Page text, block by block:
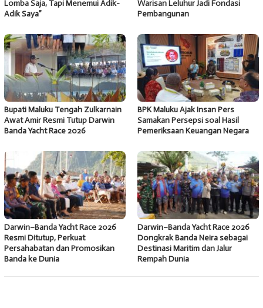
Lomba Saja, Tapi Menemui Adik-
Adik Saya”
Warisan Leluhur Jadi Fondasi
Pembangunan
Bupati Maluku Tengah Zulkarnain
Awat Amir Resmi Tutup Darwin
Banda Yacht Race 2026
BPK Maluku Ajak Insan Pers
Samakan Persepsi soal Hasil
Pemeriksaan Keuangan Negara
Darwin–Banda Yacht Race 2026
Resmi Ditutup, Perkuat
Persahabatan dan Promosikan
Banda ke Dunia
Darwin–Banda Yacht Race 2026
Dongkrak Banda Neira sebagai
Destinasi Maritim dan Jalur
Rempah Dunia